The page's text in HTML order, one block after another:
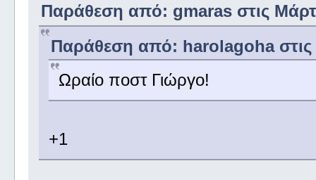
Παράθεση από: gmaras στις
Παράθεση από: harolagoha στις
Ωραίο ποστ Γιώργο!
+1